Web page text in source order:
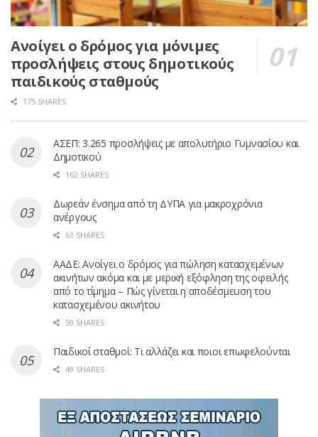
Ανοίγει ο δρόμος για μόνιμες
προσλήψεις στους δημοτικούς
παιδικούς σταθμούς
175 SHARES
ΑΣΕΠ: 3.265 προσλήψεις με απολυτήριο Γυμνασίου και
Δημοτικού
162 SHARES
Δωρεάν ένσημα από τη ΔΥΠΑ για μακροχρόνια
ανέργους
61 SHARES
ΑΑΔΕ: Ανοίγει ο δρόμος για πώληση κατασχεμένων
ακινήτων ακόμα και με μερική εξόφληση της οφειλής
από το τίμημα – Πώς γίνεται η αποδέσμευση του
κατασχεμένου ακινήτου
59 SHARES
Παιδικοί σταθμοί: Τι αλλάζει και ποιοι επωφελούνται
49 SHARES